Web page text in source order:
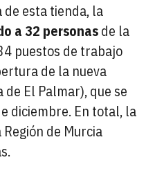
de esta tienda, la
a 32 personasde la
puestos de trabajo
de la nueva
El Palmar), que se
diciembre. En total, la
de Murcia